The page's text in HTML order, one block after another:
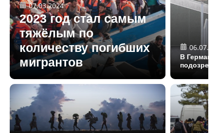
07.03.2024
2023 год стал самым
тяжёлым по
количеству погибших
мигрантов
В